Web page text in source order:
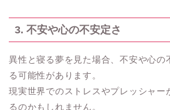
3. 不安や心の不安定さ
異性と寝る夢を見た場合、不安や心の
る可能性があります。
現実世界でのストレスやプレッシャー
るのかもしれません。